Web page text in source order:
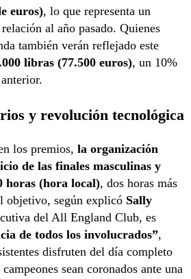
euros), lo que representa un
al año pasado. Quienes
también verán reflejado este
libras (77.500 euros), un 10%
y revolución tecnológica
los premios, la organización
de las finales masculinas y
horas (hora local), dos horas más
objetivo, según explicó Sally
del All England Club, es
de todos los involucrados”,
disfruten del día completo
sean coronados ante una